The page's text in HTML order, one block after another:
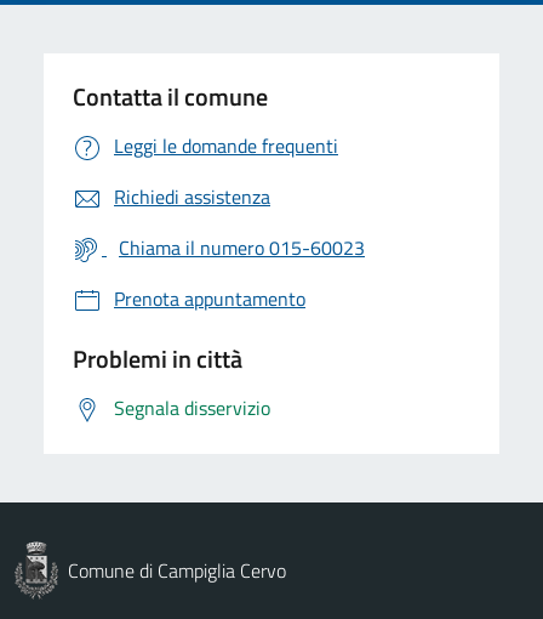
Contatta il comune
Leggi le domande frequenti
Richiedi assistenza
Chiama il numero 015-60023
Prenota appuntamento
Problemi in città
Segnala disservizio
Comune di Campiglia Cervo